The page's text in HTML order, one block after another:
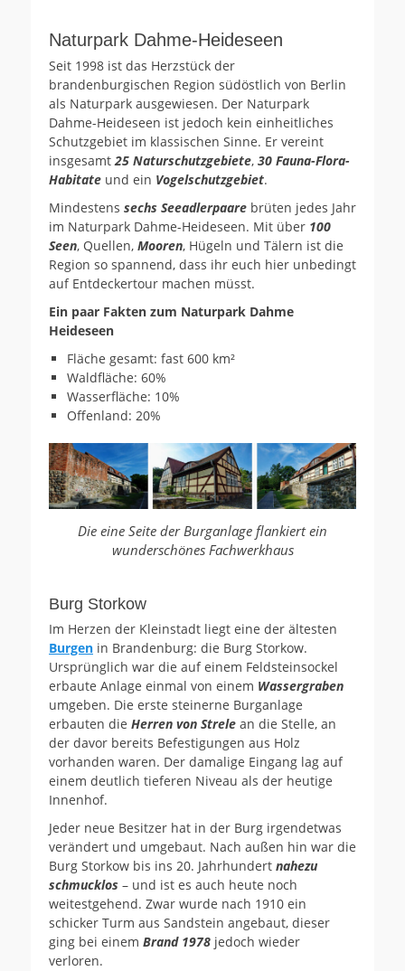
Naturpark Dahme-Heideseen
Seit 1998 ist das Herzstück der
brandenburgischen Region südöstlich von Berlin
als Naturpark ausgewiesen. Der Naturpark
Dahme-Heideseen ist jedoch kein einheitliches
Schutzgebiet im klassischen Sinne. Er vereint
insgesamt 25 Naturschutzgebiete, 30 Fauna-Flora-
Habitate und ein Vogelschutzgebiet.
Mindestens sechs Seeadlerpaare brüten jedes Jahr
im Naturpark Dahme-Heideseen. Mit über 100
Seen, Quellen, Mooren, Hügeln und Tälern ist die
Region so spannend, dass ihr euch hier unbedingt
auf Entdeckertour machen müsst.
Ein paar Fakten zum Naturpark Dahme
Heideseen
Fläche gesamt: fast 600 km²
Waldfläche: 60%
Wasserfläche: 10%
Offenland: 20%
Die eine Seite der Burganlage flankiert ein
wunderschönes Fachwerkhaus
Burg Storkow
Im Herzen der Kleinstadt liegt eine der ältesten
Burgen in Brandenburg: die Burg Storkow.
Ursprünglich war die auf einem Feldsteinsockel
erbaute Anlage einmal von einem Wassergraben
umgeben. Die erste steinerne Burganlage
erbauten die Herren von Strele an die Stelle, an
der davor bereits Befestigungen aus Holz
vorhanden waren. Der damalige Eingang lag auf
einem deutlich tieferen Niveau als der heutige
Innenhof.
Jeder neue Besitzer hat in der Burg irgendetwas
verändert und umgebaut. Nach außen hin war die
Burg Storkow bis ins 20. Jahrhundert nahezu
schmucklos – und ist es auch heute noch
weitestgehend. Zwar wurde nach 1910 ein
schicker Turm aus Sandstein angebaut, dieser
ging bei einem Brand 1978 jedoch wieder
verloren.